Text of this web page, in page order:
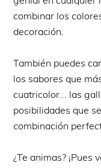
combinar los
decoración.
También puedes
los sabores que
cuatricolor... las
posibilidades que
combinación
¿Te animas?